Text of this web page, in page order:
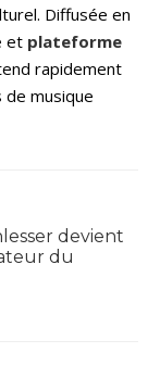
Diffusée en
et plateforme
rapidement
musique
devient
du